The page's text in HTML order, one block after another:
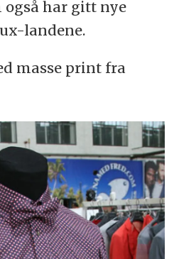
også har gitt nye
landene.
masse print fra